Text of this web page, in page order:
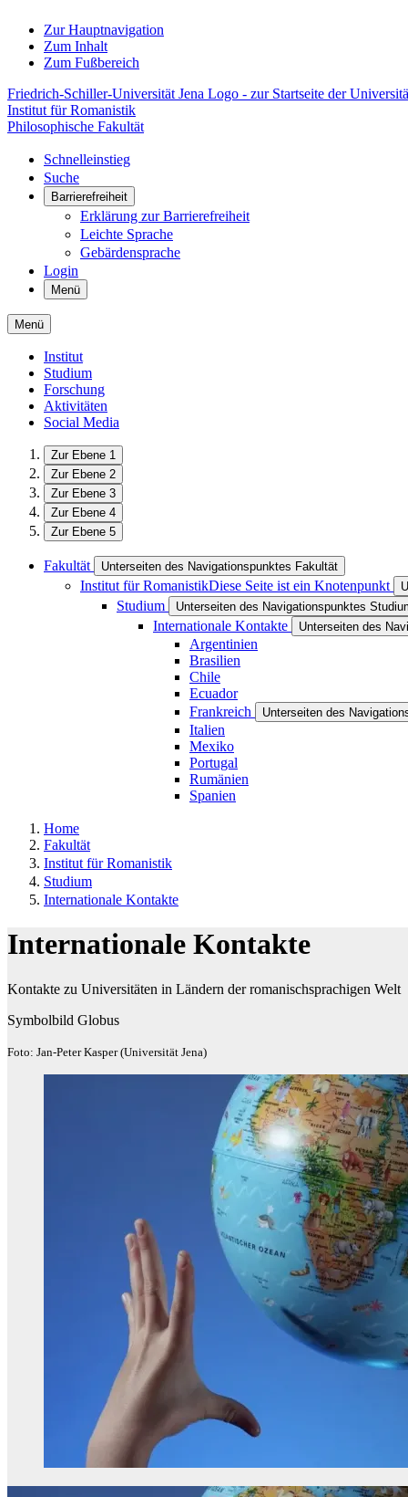
Zur Hauptnavigation
Zum Inhalt
Zum Fußbereich
Friedrich-Schiller-Universität Jena Logo - zur Startseite der
Institut für Romanistik
Philosophische Fakultät
Schnelleinstieg
Suche
Barrierefreiheit
Erklärung zur Barrierefreiheit
Leichte Sprache
Gebärdensprache
Login
Menü
Menü
Institut
Studium
Forschung
Aktivitäten
Social Media
Zur Ebene 1
Zur Ebene 2
Zur Ebene 3
Zur Ebene 4
Zur Ebene 5
Fakultät Unterseiten des Navigationspunktes Fakultät
Institut für RomanistikDiese Seite ist ein Knotenpunkt
Studium Unterseiten des Navigationspunktes
Internationale Kontakte Unterseiten des
Argentinien
Brasilien
Chile
Ecuador
Frankreich
Unterseiten des
Italien
Mexiko
Portugal
Rumänien
Spanien
Home
Fakultät
Institut für Romanistik
Studium
Internationale Kontakte
Internationale Kontakte
Kontakte zu Universitäten in Ländern der romanischsprachigen Welt
Symbolbild Globus
Foto: Jan-Peter Kasper (Universität Jena)